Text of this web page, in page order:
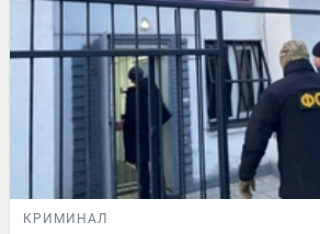
КРИМИНАЛ